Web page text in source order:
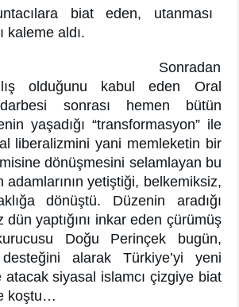
biat eden, utanması
kaleme aldı.
Sonradan
olduğunu kabul eden Oral
sonrası hemen bütün
yaşadığı “transformasyon” ile
liberalizmini yani memleketin bir
dönüşmesini selamlayan bu
yetiştiği, belkemiksiz,
dönüştü. Düzenin aradığı
yaptığını inkar eden çürümüş
Doğu Perinçek bugün,
desteğini alarak Türkiye’yi yeni
atacak siyasal islamcı çizgiye biat
koştu…